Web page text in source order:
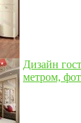
Дизайн
метром,